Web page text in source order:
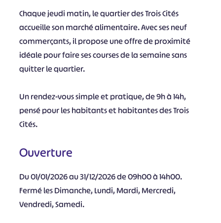
Chaque jeudi matin, le quartier des Trois Cités
accueille son marché alimentaire. Avec ses neuf
commerçants, il propose une offre de proximité
idéale pour faire ses courses de la semaine sans
quitter le quartier.
Un rendez-vous simple et pratique, de 9h à 14h,
pensé pour les habitants et habitantes des Trois
Cités.
Ouverture
Du 01/01/2026 au 31/12/2026 de 09h00 à 14h00.
Fermé les Dimanche, Lundi, Mardi, Mercredi,
Vendredi, Samedi.